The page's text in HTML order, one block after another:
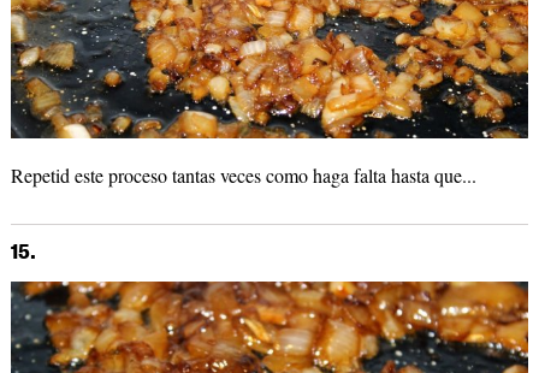
Repetid este proceso tantas veces como haga falta hasta que...
15.